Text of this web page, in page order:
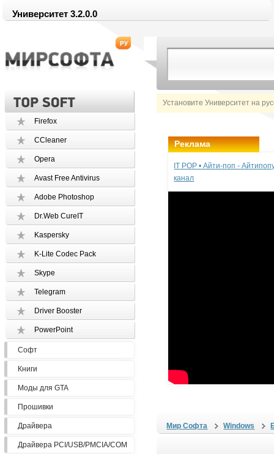
Университет 3.2.0.0
Установите Университет на
Firefox
CCleaner
Opera
Avast Free Antivirus
Adobe Photoshop
Dr.Web CureIT
Kaspersky
K-Lite Codec Pack
Skype
Telegram
Driver Booster
PowerPoint
Софт
Книги
Моды для GTA
Прошивки
Драйвера
Драйвера PCI/USB/PMCIA/COM
Реклама
IT POP • Айти-поп -
канал
Мир Софта Windows